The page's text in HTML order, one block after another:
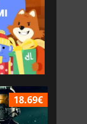
18.69€